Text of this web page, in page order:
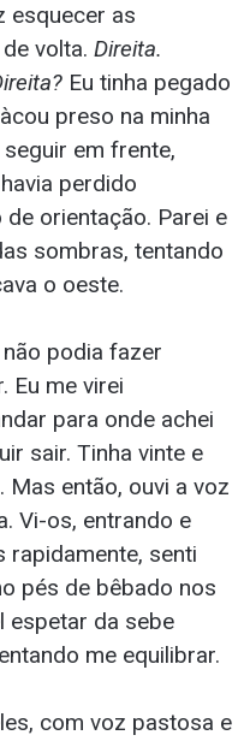
esquecer as
volta. Direita.
Eu tinha pegado
preso na minha
em frente,
perdido
orientação. Parei e
sombras, tentando
o oeste.
podia fazer
Eu me virei
para onde achei
sair. Tinha vinte e
Mas então, ouvi a voz
Vi-os, entrando e
rapidamente, senti
pés de bêbado nos
espetar da sebe
me equilibrar.
com voz pastosa e